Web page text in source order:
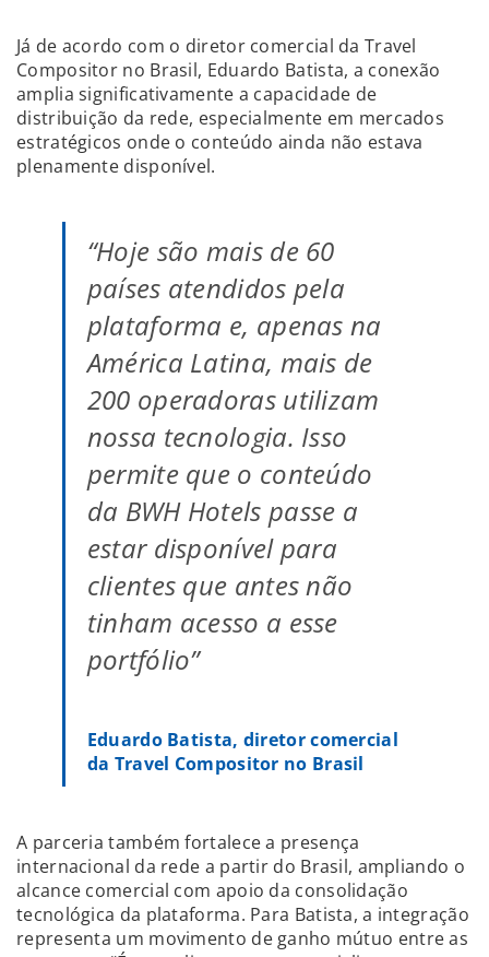
Já de acordo com o diretor comercial da Travel
Compositor no Brasil, Eduardo Batista, a conexão
amplia significativamente a capacidade de
distribuição da rede, especialmente em mercados
estratégicos onde o conteúdo ainda não estava
plenamente disponível.
“Hoje são mais de 60
países atendidos pela
plataforma e, apenas na
América Latina, mais de
200 operadoras utilizam
nossa tecnologia. Isso
permite que o conteúdo
da BWH Hotels passe a
estar disponível para
clientes que antes não
tinham acesso a esse
portfólio”
Eduardo Batista, diretor comercial
da Travel Compositor no Brasil
A parceria também fortalece a presença
internacional da rede a partir do Brasil, ampliando o
alcance comercial com apoio da consolidação
tecnológica da plataforma. Para Batista, a integração
representa um movimento de ganho mútuo entre as